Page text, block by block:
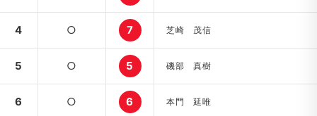
4 ○ 7 芝崎 茂信
5 ○ 5 磯部 真樹
6 ○ 6 本門 延唯